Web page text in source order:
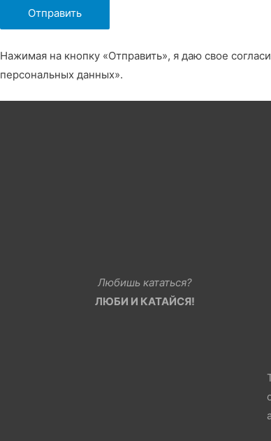
Нажимая на кнопку «Отправить», я даю свое
персональных данных».
Любишь кататься?
ЛЮБИ И КАТАЙСЯ!